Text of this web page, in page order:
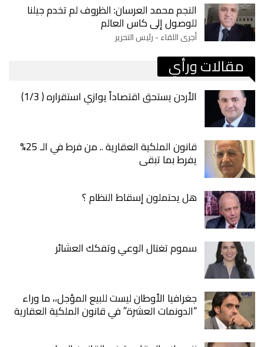
النجم محمد العرسان: الظروف لم تخدم جيلنا
للوصول إلى كاس العالم
أجرى اللقاء - رئيس التحرير
مقالات ورأي
الأردن يستحق اقتصاداً يوازي استقراره ( 1/3)
قانون الملكية العقارية .. من فرط في الـ 25%
يفرط بما تبقى
هل يحتملون إسقاط النظام ؟
سموم تغتال الوعي وتفكك العشائر
جغرافيا الأوطان ليست للبيع المؤجل،، ما وراء
“الدونمات العشرة” في قانون الملكية العقارية